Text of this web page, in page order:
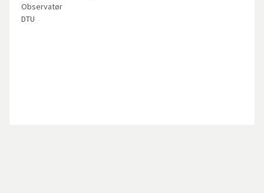
Observatør
DTU